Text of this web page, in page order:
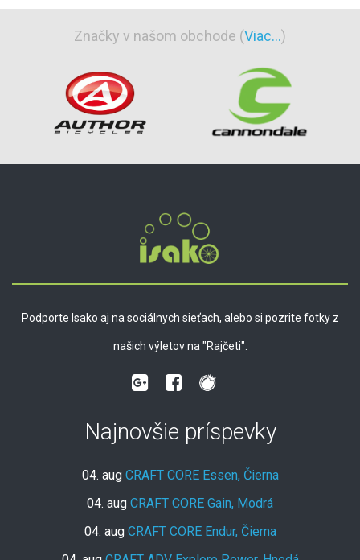
Značky v našom obchode (Viac...)
Podporte Isako aj na sociálnych sieťach, alebo si pozrite fotky z
našich výletov na "Rajčeti".
Najnovšie príspevky
04. aug CRAFT CORE Essen, Čierna
04. aug CRAFT CORE Gain, Modrá
04. aug CRAFT CORE Endur, Čierna